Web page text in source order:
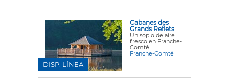
Cabanes des
Grands Reflets
Un soplo de aire
fresco en Franche-
Comté.
Franche-Comté
DISP. LÍNEA